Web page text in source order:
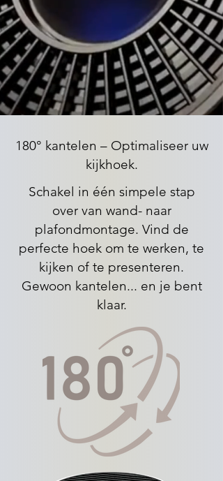
180° kantelen – Optimaliseer uw
kijkhoek.
Schakel in één simpele stap
over van wand- naar
plafondmontage. Vind de
perfecte hoek om te werken, te
kijken of te presenteren.
Gewoon kantelen... en je bent
klaar.